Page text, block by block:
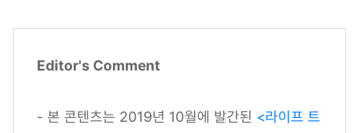
Editor's Comment
- 본 콘텐츠는 2019년 10월에 발간된 <라이프 트